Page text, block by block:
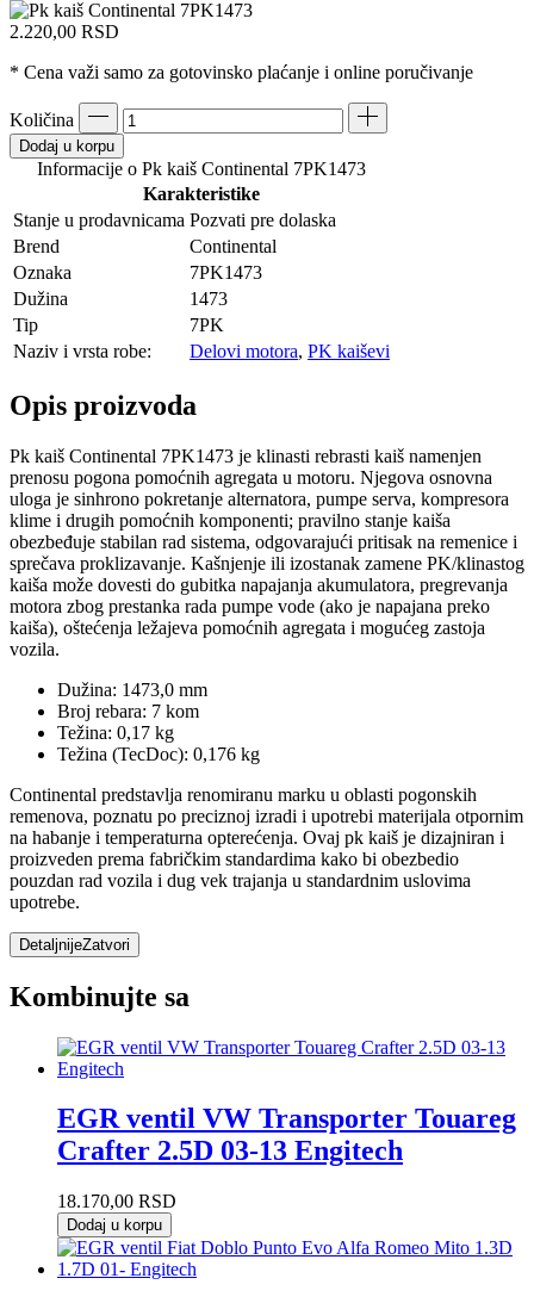
2.220,00 RSD
* Cena važi samo za gotovinsko plaćanje i online poručivanje
Količina
Dodaj u korpu
Informacije o Pk kaiš Continental 7PK1473
Karakteristike
Stanje u prodavnicama Pozvati pre dolaska
Brend
Continental
Oznaka
7PK1473
Dužina
1473
Tip
7PK
Naziv i vrsta robe:
Delovi motora, PK kaiševi
Opis proizvoda
Pk kaiš Continental 7PK1473 je klinasti rebrasti kaiš namenjen
prenosu pogona pomoćnih agregata u motoru. Njegova osnovna
uloga je sinhrono pokretanje alternatora, pumpe serva, kompresora
klime i drugih pomoćnih komponenti; pravilno stanje kaiša
obezbeđuje stabilan rad sistema, odgovarajući pritisak na remenice i
sprečava proklizavanje. Kašnjenje ili izostanak zamene PK/klinastog
kaiša može dovesti do gubitka napajanja akumulatora, pregrevanja
motora zbog prestanka rada pumpe vode (ako je napajana preko
kaiša), oštećenja ležajeva pomoćnih agregata i mogućeg zastoja
vozila.
Dužina: 1473,0 mm
Broj rebara: 7 kom
Težina: 0,17 kg
Težina (TecDoc): 0,176 kg
Continental predstavlja renomiranu marku u oblasti pogonskih
remenova, poznatu po preciznoj izradi i upotrebi materijala otpornim
na habanje i temperaturna opterećenja. Ovaj pk kaiš je dizajniran i
proizveden prema fabričkim standardima kako bi obezbedio
pouzdan rad vozila i dug vek trajanja u standardnim uslovima
upotrebe.
DetaljnijeZatvori
Kombinujte sa
EGR ventil VW Transporter Touareg
Crafter 2.5D 03-13 Engitech
18.170,00 RSD
Dodaj u korpu